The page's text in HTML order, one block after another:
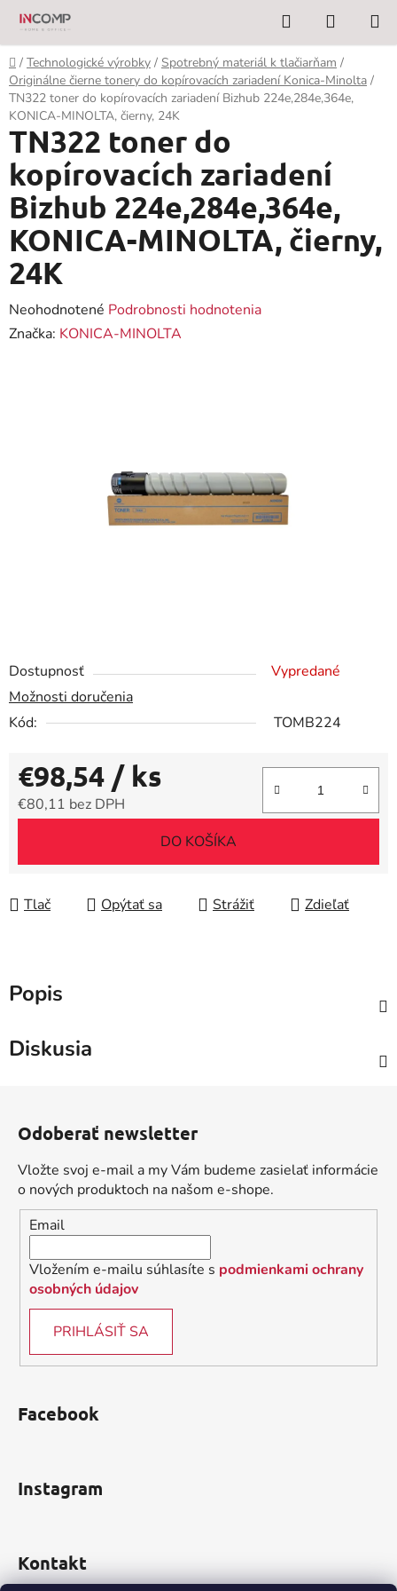
Prejsť
obsah
Hľadať
KOŠÍK
Domov
/ Technologické výrobky / Spotrebný materiál k tlačiarňam /
Originálne čierne tonery do kopírovacích zariadení Konica-Minolta /
TN322 toner do kopírovacích zariadení Bizhub 224e,284e,364e,
KONICA-MINOLTA, čierny, 24K
Dostupnosť
Vypredané
Možnosti doručenia
Kód:
TOMB224
€98,54 / ks
€80,11 bez DPH
DO KOŠÍKA
Tlač Opýtať sa Strážiť Zdieľať
TN322 toner do
kopírovacích zariadení
Bizhub 224e,284e,364e,
KONICA-MINOLTA, čierny,
24K
Priemerné
hodnotenie
Neohodnotené Podrobnosti hodnotenia
Značka: KONICA-MINOLTA
Popis
Diskusia
Odoberať newsletter
Vložte svoj e-mail a my Vám budeme zasielať informácie
o nových produktoch na našom e-shope.
Email
Vložením e-mailu súhlasíte s podmienkami ochrany
osobných údajov
PRIHLÁSIŤ SA
Facebook
Instagram
Kontakt